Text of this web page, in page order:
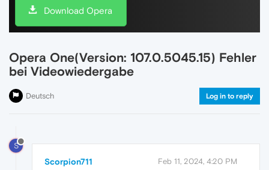
Download Opera
Opera One(Version: 107.0.5045.15) Fehler
bei Videowiedergabe
Deutsch Log in to reply
S
Scorpion711 Feb 11, 2024, 4:20 PM